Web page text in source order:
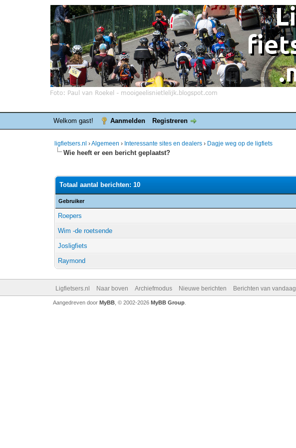
Welkom gast! Aanmelden Registreren
ligfietsers.nl ›Algemeen › Interessante sites en dealers › Dagje weg op de ligfiets
Wie heeft er een bericht geplaatst?
Totaal aantal berichten: 10
Gebruiker
Roepers
Wim -de roetsende
Josligfiets
Raymond
Ligfietsers.nl Naar boven Archiefmodus Nieuwe berichten Berichten van vandaag
Aangedreven door MyBB, © 2002-2026 MyBB Group.